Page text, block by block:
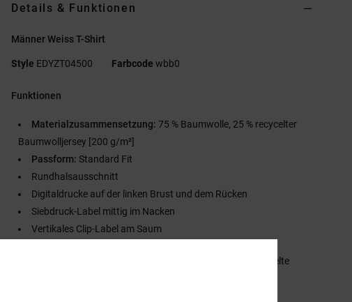
Details & Funktionen
Männer Weiss T-Shirt
Style EDYZT04500 Farbcode wbb0
Funktionen
Materialzusammensetzung: 75 % Baumwolle, 25 % recycelter
Baumwolljersey [200 g/m²]
Passform: Standard Fit
Rundhalsausschnitt
Digitaldrucke auf der linken Brust und dem Rücken
Siebdruck-Label mittig im Nacken
Vertikales Clip-Label am Saum
[Hauptstoff] 75 % Baumwolle, 25 % recycelte